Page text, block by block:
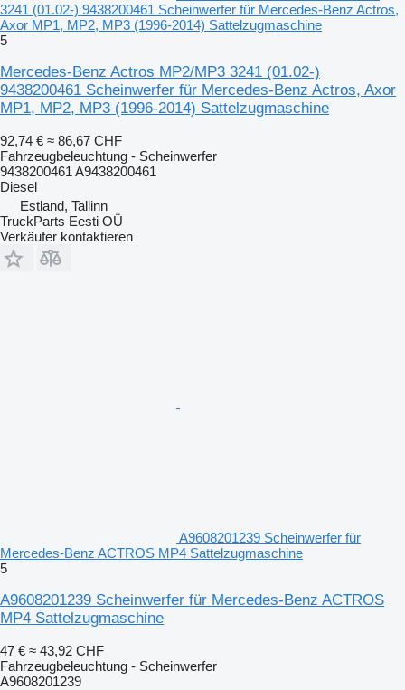
3241 (01.02-) 9438200461 Scheinwerfer für Mercedes-Benz Actros,
Axor MP1, MP2, MP3 (1996-2014) Sattelzugmaschine
5
Mercedes-Benz Actros MP2/MP3 3241 (01.02-)
9438200461 Scheinwerfer für Mercedes-Benz Actros, Axor
MP1, MP2, MP3 (1996-2014) Sattelzugmaschine
92,74 € ≈ 86,67 CHF
Fahrzeugbeleuchtung - Scheinwerfer
9438200461 A9438200461
Diesel
Estland, Tallinn
TruckParts Eesti OÜ
Verkäufer kontaktieren
A9608201239 Scheinwerfer für
Mercedes-Benz ACTROS MP4 Sattelzugmaschine
5
A9608201239 Scheinwerfer für Mercedes-Benz ACTROS
MP4 Sattelzugmaschine
47 € ≈ 43,92 CHF
Fahrzeugbeleuchtung - Scheinwerfer
A9608201239